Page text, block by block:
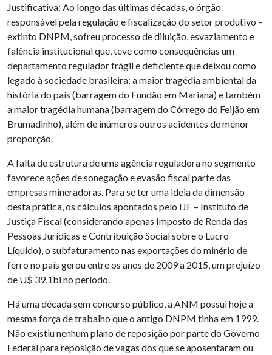
Justificativa: Ao longo das últimas décadas, o órgão
responsável pela regulação e fiscalização do setor produtivo –
extinto DNPM, sofreu processo de diluição, esvaziamento e
falência institucional que, teve como consequências um
departamento regulador frágil e deficiente que deixou como
legado à sociedade brasileira: a maior tragédia ambiental da
história do país (barragem do Fundão em Mariana) e também
a maior tragédia humana (barragem do Córrego do Feijão em
Brumadinho), além de inúmeros outros acidentes de menor
proporção.
A falta de estrutura de uma agência reguladora no segmento
favorece ações de sonegação e evasão fiscal parte das
empresas mineradoras. Para se ter uma ideia da dimensão
desta prática, os cálculos apontados pelo IJF – Instituto de
Justiça Fiscal (considerando apenas Imposto de Renda das
Pessoas Jurídicas e Contribuição Social sobre o Lucro
Líquido), o subfaturamento nas exportações do minério de
ferro no país gerou entre os anos de 2009 a 2015, um prejuízo
de U$ 39,1bi no período.
Há uma década sem concurso público, a ANM possui hoje a
mesma força de trabalho que o antigo DNPM tinha em 1999.
Não existiu nenhum plano de reposição por parte do Governo
Federal para reposição de vagas dos que se aposentaram ou